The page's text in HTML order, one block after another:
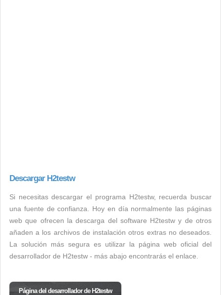
Descargar H2testw
Si necesitas descargar el programa H2testw, recuerda buscar
una fuente de confianza. Hoy en día normalmente las páginas
web que ofrecen la descarga del software H2testw y de otros
añaden a los archivos de instalación otros extras no deseados.
La solución más segura es utilizar la página web oficial del
desarrollador de H2testw - más abajo encontrarás el enlace.
Página del desarrollador de H2testw